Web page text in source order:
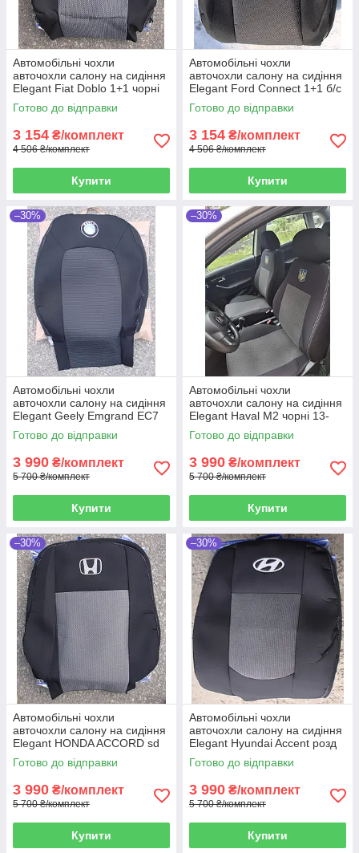
Автомобільні чохли
авточохли салону на сидіння
Elegant Fiat Doblo 1+1 чорні
10- Фиат Добло
Готово до відправки
3 154 ₴/комплект
4 506 ₴/комплект
Купити
Автомобільні чохли
авточохли салону на сидіння
Elegant Ford Connect 1+1 б/с
чорні 09-13 Форд Коннект
Готово до відправки
3 154 ₴/комплект
4 506 ₴/комплект
Купити
–30%
Автомобільні чохли
авточохли салону на сидіння
Elegant Geely Emgrand EC7
чорні 09- Джили Эмгранд
ЕC7
Готово до відправки
3 990 ₴/комплект
5 700 ₴/комплект
Купити
–30%
Автомобільні чохли
авточохли салону на сидіння
Elegant Haval M2 чорні 13-
Хавал М2
Готово до відправки
3 990 ₴/комплект
5 700 ₴/комплект
Купити
–30%
Автомобільні чохли
авточохли салону на сидіння
Elegant HONDA ACCORD sd
чорні 08-12 Хонда Аккорд
Готово до відправки
3 990 ₴/комплект
5 700 ₴/комплект
Купити
–30%
Автомобільні чохли
авточохли салону на сидіння
Elegant Hyundai Accent розд
чорні 10- Хендай Акцент
Готово до відправки
3 990 ₴/комплект
5 700 ₴/комплект
Купити